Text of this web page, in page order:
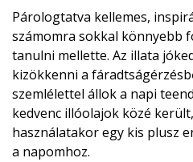
Párologtatva kellemes,
számomra sokkal könnyebb
tanulni mellette. Az illata
kizökkenni a
szemlélettel állok a napi
kedvenc illóolajok közé
használatakor egy kis plusz
a napomhoz.